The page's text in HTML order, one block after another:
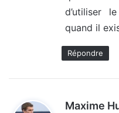
d’utiliser
quand il
Répondre
Maxime